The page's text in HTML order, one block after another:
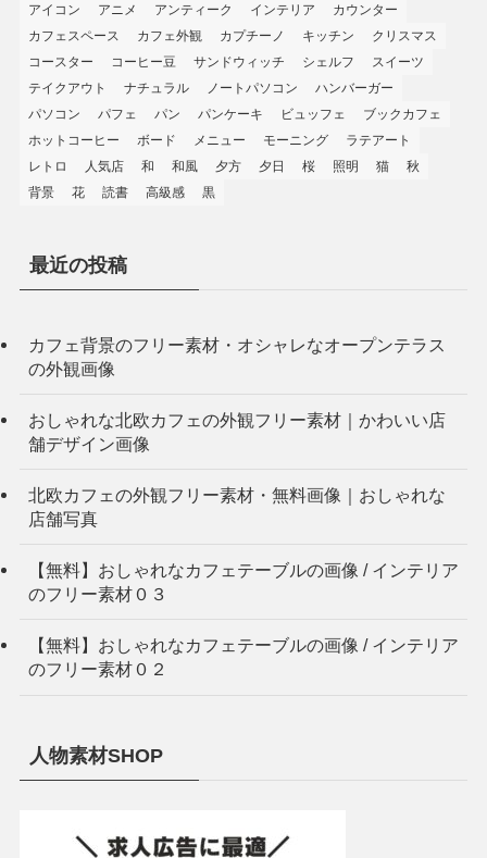
アイコン アニメ アンティーク インテリア
カウンター
カフェスペース
カフェ外観 カプチーノ キッチン
クリスマス
コースター
コーヒー豆 サンドウィッチ シェルフ
スイーツ
テイクアウト
ナチュラル ノートパソコン
ハンバーガー
パソコン
パフェ パン パンケーキ ビュッフェ
ブックカフェ
ホットコーヒー
ボード メニュー モーニング
ラテアート
レトロ
人気店 和 和風 夕方 夕日 桜 照明 猫
秋
背景
花 読書 高級感 黒
最近の投稿
カフェ背景のフリー素材・オシャレなオープンテラス
の外観画像
おしゃれな北欧カフェの外観フリー素材｜かわいい店
舗デザイン画像
北欧カフェの外観フリー素材・無料画像｜おしゃれな
店舗写真
【無料】おしゃれなカフェテーブルの画像 / インテリア
のフリー素材０３
【無料】おしゃれなカフェテーブルの画像 / インテリア
のフリー素材０２
人物素材SHOP